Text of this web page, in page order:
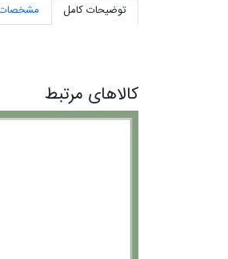
توضیحات کامل
کالاهای مرتبط